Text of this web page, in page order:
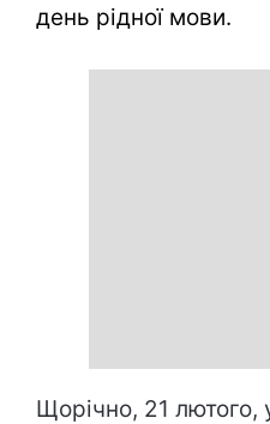
день рідної мови.
Щорічно, 21 лютого,